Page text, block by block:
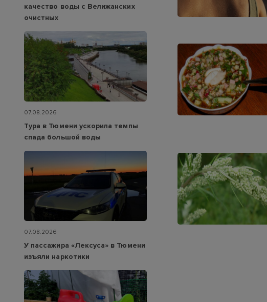
качество воды с Велижанских
очистных
07.08.2026
Тура в Тюмени ускорила темпы
спада большой воды
07.08.2026
У пассажира «Лексуса» в Тюмени
изъяли наркотики